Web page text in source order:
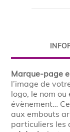
Marque-page
l’image de
logo, le nom
évènement… Ce
aux embouts
particuliers les